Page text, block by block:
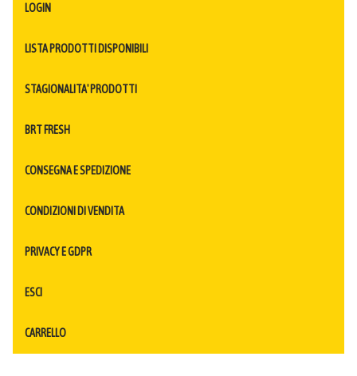
LOGIN
LISTA PRODOTTI DISPONIBILI
STAGIONALITA' PRODOTTI
BRT FRESH
CONSEGNA E SPEDIZIONE
CONDIZIONI DI VENDITA
PRIVACY E GDPR
ESCI
CARRELLO